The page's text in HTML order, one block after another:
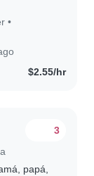
muy
•
$2.55/hr
3
papá,